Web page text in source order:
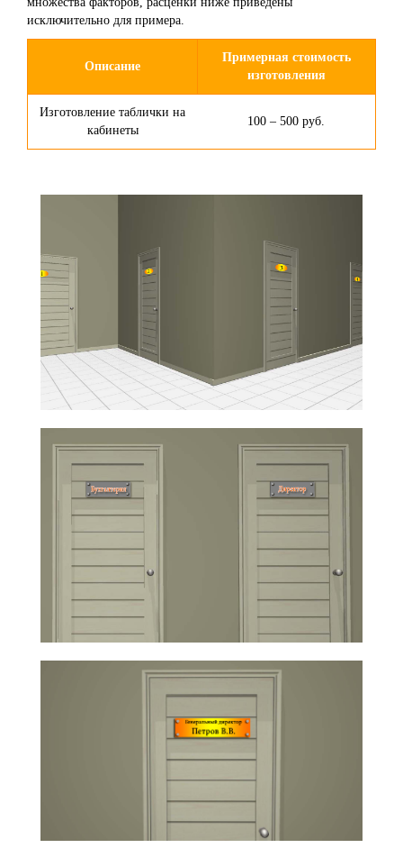
исключительно для примера.
Описание
Примерная стоимость
изготовления
Изготовление таблички на
кабинеты
100 – 500 руб.